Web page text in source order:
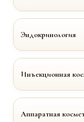
Эндокринология
Инъекционная
Аппаратная